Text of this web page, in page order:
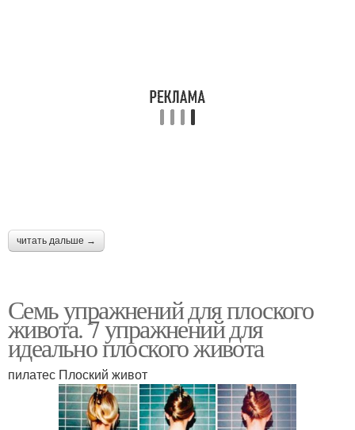
читать дальше →
Семь упражнений для плоского
живота. 7 упражнений для
идеально плоского живота
пилатес Плоский живот